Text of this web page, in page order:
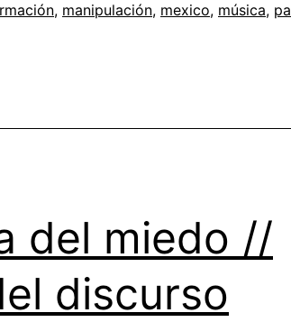
en
, manipulación, mexico, música,
del miedo //
discurso